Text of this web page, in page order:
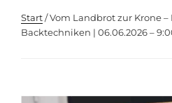
Start/ Vom Landbrot zur Krone –
Backtechniken | 06.06.2026 –